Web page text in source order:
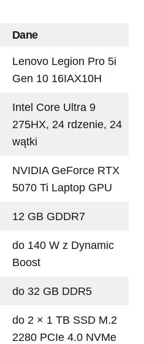
Dane
Lenovo Legion Pro 5i
Gen 10 16IAX10H
Intel Core Ultra 9
275HX, 24 rdzenie, 24
wątki
NVIDIA GeForce RTX
5070 Ti Laptop GPU
12 GB GDDR7
do 140 W z Dynamic
Boost
do 32 GB DDR5
do 2 × 1 TB SSD M.2
2280 PCIe 4.0 NVMe